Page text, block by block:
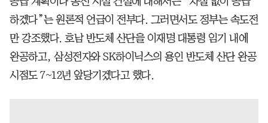
하겠다”는 원론적 언급이 전부다. 그러면서도 정부는 속도전
만 강조했다. 호남 반도체 산단을 이재명 대통령 임기 내에
완공하고, 삼성전자와 SK하이닉스의 용인 반도체 산단 완공
시점도 7~12년 앞당기겠다고 했다.